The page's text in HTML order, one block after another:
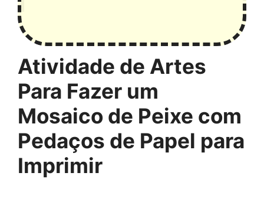
Atividade de Artes
Para Fazer um
Mosaico de Peixe com
Pedaços de Papel para
Imprimir